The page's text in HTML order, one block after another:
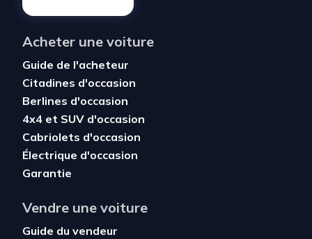
Acheter une voiture
Guide de l'acheteur
Citadines d'occasion
Berlines d'occasion
4x4 et SUV d'occasion
Cabriolets d'occasion
Électrique d'occasion
Garantie
Vendre une voiture
Guide du vendeur